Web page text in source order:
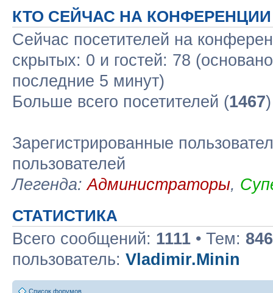
КТО СЕЙЧАС НА КОНФЕРЕНЦИИ
Сейчас посетителей на
скрытых: 0 и гостей: 78
последние 5 минут)
Больше всего посетителей (1467
Зарегистрированные
пользователей
Легенда:Администраторы,
СТАТИСТИКА
Всего сообщений: 1111 • Тем: 846
пользователь: Vladimir.Minin
Список форумов